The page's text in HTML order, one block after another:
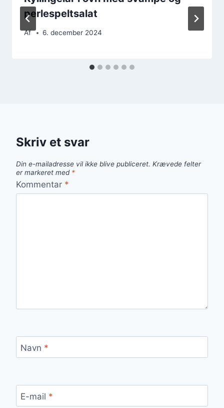
perlespeltsalat
Af 6. december 2024
Skriv et svar
Din e-mailadresse vil ikke blive publiceret. Krævede felter
er markeret med *
Kommentar *
Navn *
E-mail *